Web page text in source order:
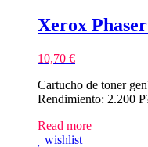
Xerox
10,70 €
Cartucho de toner
Rendimiento: 2.200
Read more
wishlist